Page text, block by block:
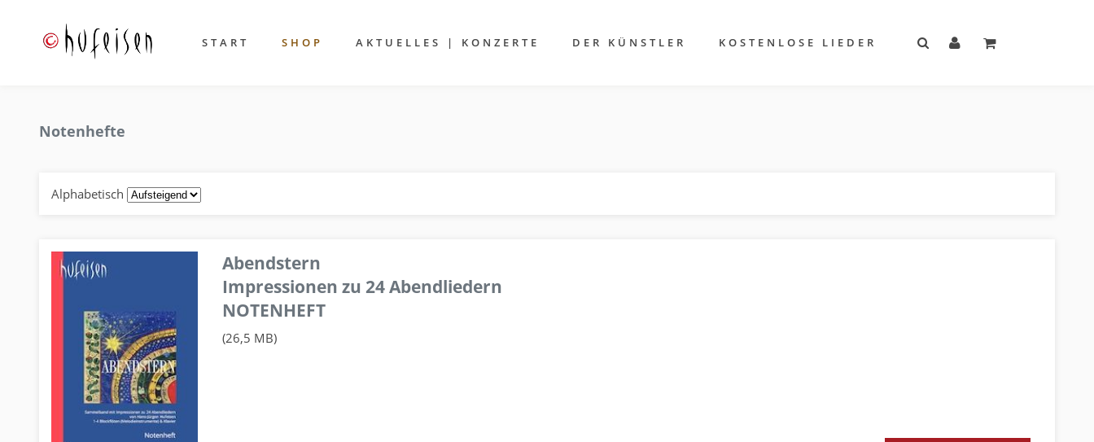
START SHOP AKTUELLES | KONZERTE DER KÜNSTLER KOSTENLOSE LIEDER
Notenhefte
Alphabetisch
Abendstern
Impressionen zu 24 Abendliedern
NOTENHEFT
(26,5 MB)